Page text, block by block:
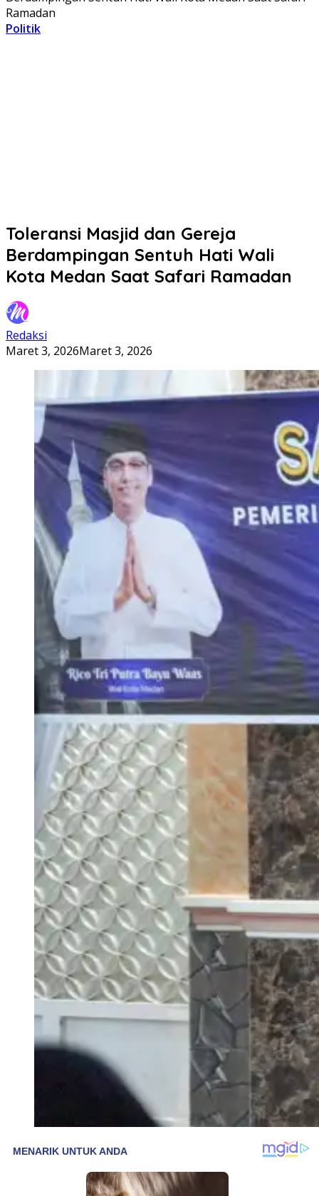
Ramadan
Politik
Toleransi Masjid dan Gereja
Berdampingan Sentuh Hati Wali
Kota Medan Saat Safari Ramadan
Redaksi
Maret 3, 2026Maret 3, 2026